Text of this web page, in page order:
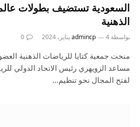
السعودية تستضيف بطولات
الذهنية
بواسطة admincp 4 يناير، 2024 0
منحت جمعية كتايا للرياضات الذهنية
مساعد الزويهري رئيس الاتحاد الدولي
لفتح المجال نحو تنظيم…